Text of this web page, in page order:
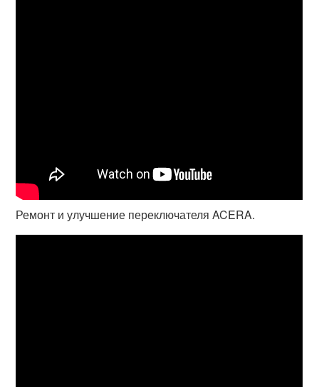
Ремонт и улучшение переключателя ACERA.